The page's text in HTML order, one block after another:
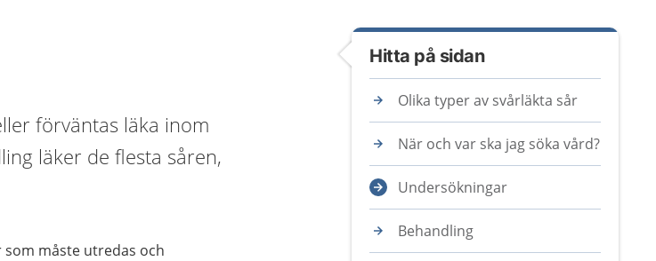
förväntas läka inom
läker de flesta såren,
som måste utredas och
Hitta på sidan
Olika typer av svårläkta sår
När och var ska jag söka vård?
Undersökningar
Behandling